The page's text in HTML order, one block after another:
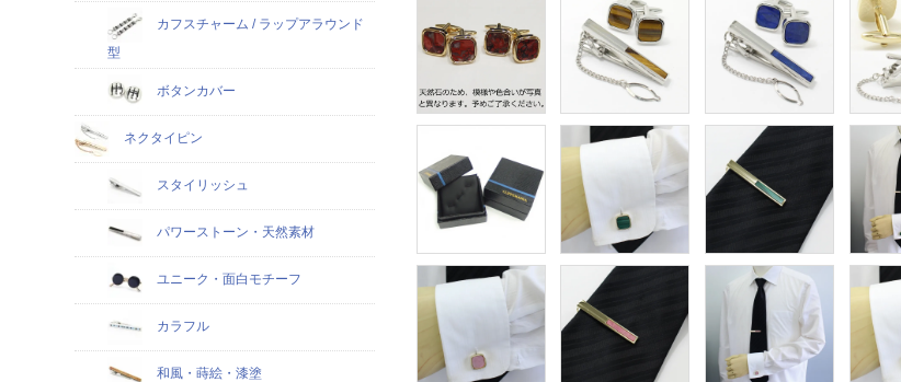
カフスチャーム / ラップアラウンド
型
ボタンカバー
ネクタイピン
スタイリッシュ
パワーストーン・天然素材
ユニーク・面白モチーフ
カラフル
和風・蒔絵・漆塗